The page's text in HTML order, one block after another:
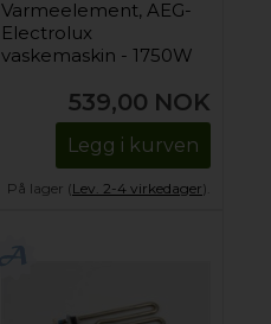
Varmeelement, AEG-
Electrolux
vaskemaskin - 1750W
539,00 NOK
Legg i kurven
På lager (Lev. 2-4 virkedager).